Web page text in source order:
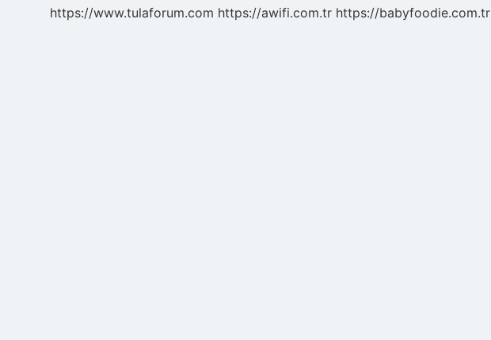
https://www.tulaforum.com https://awifi.com.tr https://babyfoodie.com.tr